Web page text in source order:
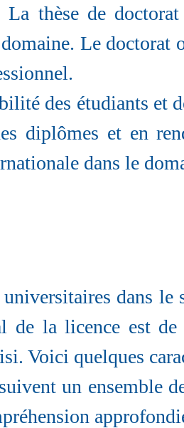
thèse de
Le
des étudiants et
diplômes et en
dans le
dans
la licence est
Voici quelques
un ensemble